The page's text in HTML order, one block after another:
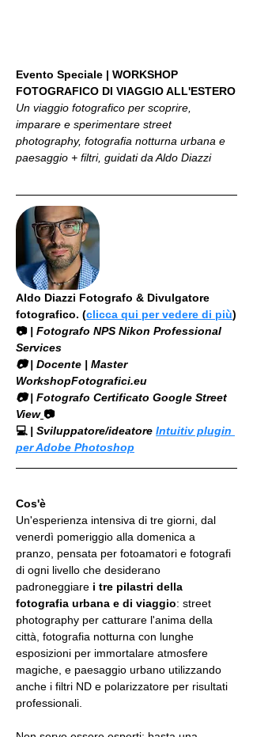
Evento Speciale | WORKSHOP
FOTOGRAFICO DI VIAGGIO ALL'ESTERO
Un viaggio fotografico per scoprire,
imparare e sperimentare street
photography, fotografia notturna urbana e
paesaggio + filtri, guidati da Aldo Diazzi
Aldo Diazzi Fotografo & Divulgatore
fotografico. (clicca qui per vedere di più)
📷 | Fotografo NPS Nikon Professional
Services
​📷 | Docente | Master
WorkshopFotografici.eu
📷 | Fotografo Certificato Google Street
View 📷
💻 | Sviluppatore/ideatore Intuitiv plugin
per Adobe Photoshop
Cos'è
Un'esperienza intensiva di tre giorni, dal
venerdì pomeriggio alla domenica a
pranzo, pensata per fotoamatori e fotografi
di ogni livello che desiderano
padroneggiare i tre pilastri della
fotografia urbana e di viaggio: street
photography per catturare l'anima della
città, fotografia notturna con lunghe
esposizioni per immortalare atmosfere
magiche, e paesaggio urbano utilizzando
anche i filtri ND e polarizzatore per risultati
professionali.